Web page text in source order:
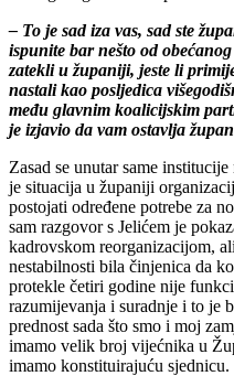
– To je sad iza vas, sad ste
ispunite bar nešto od
zatekli u županiji, jeste li
nastali kao posljedica
među glavnim koalicijskim
je izjavio da vam ostavlja
Zasad se unutar same
je situacija u županiji
postojati određene potrebe za
sam razgovor s Jelićem je
kadrovskom reorganizacijom,
nestabilnosti bila činjenica da
protekle četiri godine nije
razumijevanja i suradnje i to je
prednost sada što smo i moj
imamo velik broj vijećnika u
imamo konstituirajuću sjednicu.